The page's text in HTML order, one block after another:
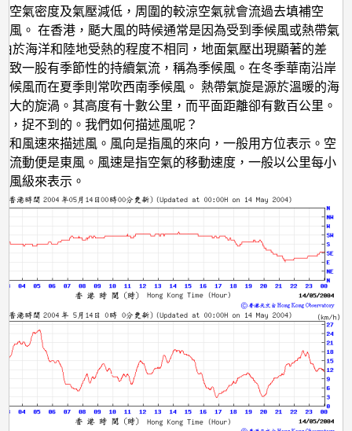
空氣密度及氣壓減低，周圍的較涼空氣就會流過去填補空
風。 在香港，颳大風的時候通常是因為受到季候風或熱帶氣
於海洋和陸地受熱的程度不相同，地面氣壓出現顯著的差
致一股有季節性的持續氣流，稱為季候風。在冬季華南沿岸
候風而在夏季則常吹西南季候風。 熱帶氣旋是源於溫暖的海
大的旋渦。其高度有十數公里，而平面距離卻有數百公里。
，捉不到的。我們如何描述風呢？
和風速來描述風。風向是指風的來向，一般用方位表示。空
流動便是東風。風速是指空氣的移動速度，一般以公里每小
風級來表示。